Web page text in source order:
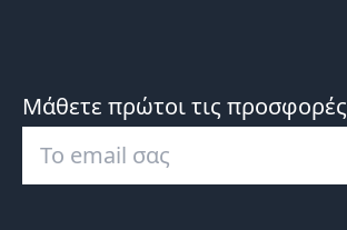
Μάθετε πρώτοι τις προσφορές